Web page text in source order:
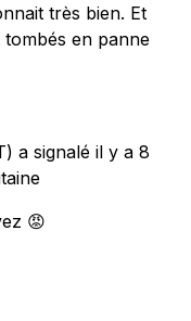
très bien. Et
en panne
a signalé il y a 8
😡